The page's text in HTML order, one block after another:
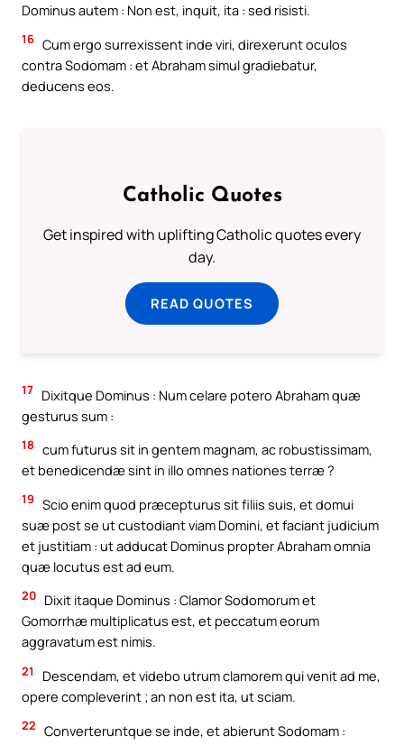
Dominus autem : Non est, inquit, ita : sed risisti.
16 Cum ergo surrexissent inde viri, direxerunt oculos
contra Sodomam : et Abraham simul gradiebatur,
deducens eos.
Catholic Quotes
Get inspired with uplifting Catholic quotes every
day.
READ QUOTES
17 Dixitque Dominus : Num celare potero Abraham quæ
gesturus sum :
18 cum futurus sit in gentem magnam, ac robustissimam,
et benedicendæ sint in illo omnes nationes terræ ?
19 Scio enim quod præcepturus sit filiis suis, et domui
suæ post se ut custodiant viam Domini, et faciant judicium
et justitiam : ut adducat Dominus propter Abraham omnia
quæ locutus est ad eum.
20 Dixit itaque Dominus : Clamor Sodomorum et
Gomorrhæ multiplicatus est, et peccatum eorum
aggravatum est nimis.
21
Descendam, et videbo utrum clamorem qui venit ad me,
opere compleverint ; an non est ita, ut sciam.
22 Converteruntque se inde, et abierunt Sodomam :